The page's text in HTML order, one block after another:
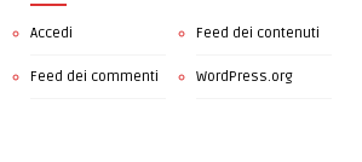
Accedi Feed dei contenuti
Feed dei commenti WordPress.org